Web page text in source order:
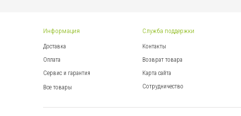
Информация
Доставка
Оплата
Сервис и гарантия
Все товары
Служба поддержки
Контакты
Возврат товара
Карта сайта
Сотрудничество